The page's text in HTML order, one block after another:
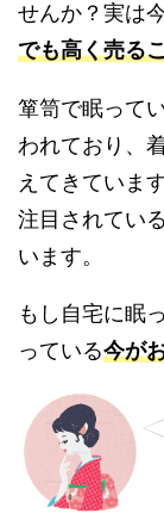
せんか？実は
でも高く売る
箪笥で眠って
われており、
えてきていま
注目されてい
います。
もし自宅に眠
っている今が